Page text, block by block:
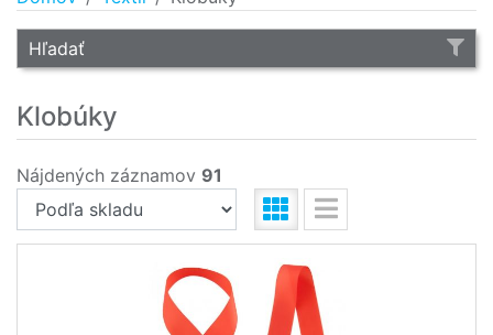
Hľadať
Klobúky
Nájdených záznamov 91